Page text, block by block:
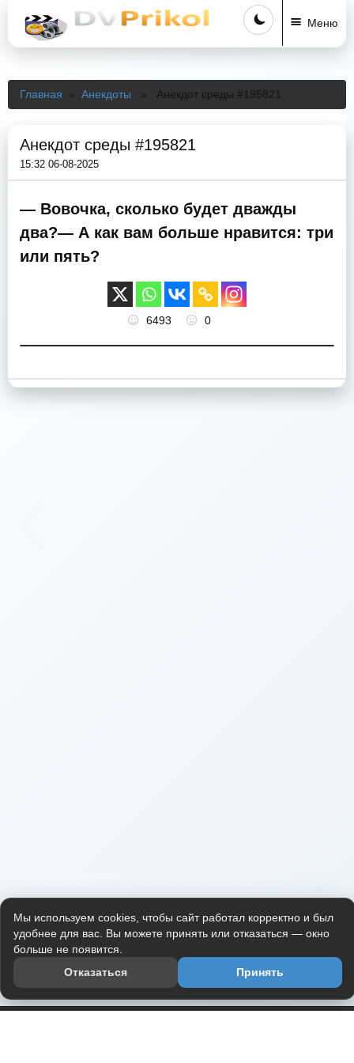
Меню
Главная » Анекдоты » Анекдот среды #195821
Анекдот среды #195821
15:32 06-08-2025
— Вовочка, сколько будет дважды
два?— А как вам больше нравится: три
или пять?
6493 0
Мы используем cookies, чтобы сайт работал корректно и был
удобнее для вас. Вы можете принять или отказаться — окно
больше не появится.
Отказаться
Принять